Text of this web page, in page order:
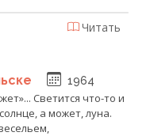
Читать
1964
Светится что-то и
а может, луна.